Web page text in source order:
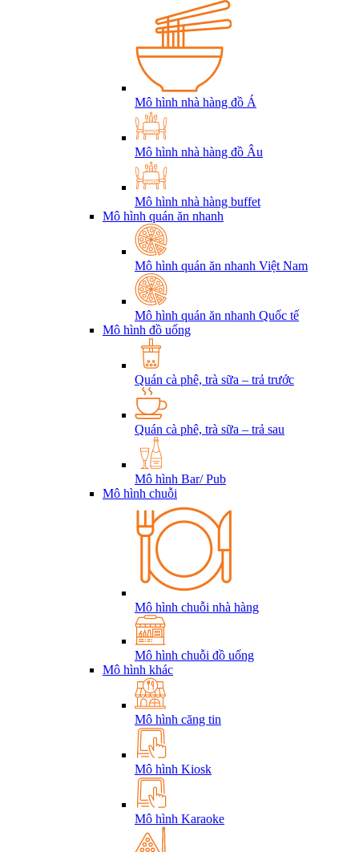
Mô hình nhà hàng đồ Á
Mô hình nhà hàng đồ Âu
Mô hình nhà hàng buffet
Mô hình quán ăn nhanh
Mô hình quán ăn nhanh Việt Nam
Mô hình quán ăn nhanh Quốc tế
Mô hình đồ uống
Quán cà phê, trà sữa – trả trước
Quán cà phê, trà sữa – trả sau
Mô hình Bar/ Pub
Mô hình chuỗi
Mô hình chuỗi nhà hàng
Mô hình chuỗi đồ uống
Mô hình khác
Mô hình căng tin
Mô hình Kiosk
Mô hình Karaoke